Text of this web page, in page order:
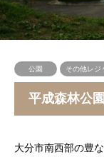
公園 その他レジ
平成森林公
大分市南西部の豊